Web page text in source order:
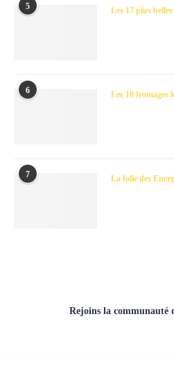
5 Les 17 plus
6 Les 10 fromages
7 La folie des
Rejoins la communauté